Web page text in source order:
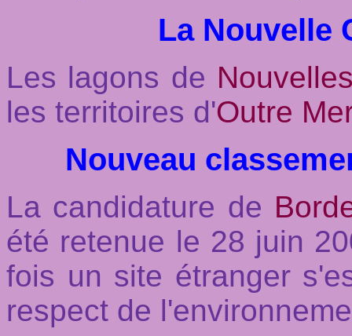
La Nouvelle
Les lagons de
les territoires d'Outre
Nouveau
La candidature de
été retenue le 28 juin
fois un site étranger
respect de